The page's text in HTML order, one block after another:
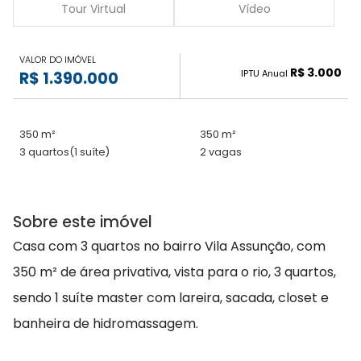
Tour Virtual Vídeo
VALOR DO IMÓVEL
R$ 1.390.000 IPTU Anual R$ 3.000
350 m²
350 m²
3 quartos(1 suíte) 2 vagas
Sobre este imóvel
Casa com 3 quartos no bairro Vila Assunção, com
350 m² de área privativa, vista para o rio, 3 quartos,
sendo 1 suíte master com lareira, sacada, closet e
banheira de hidromassagem.